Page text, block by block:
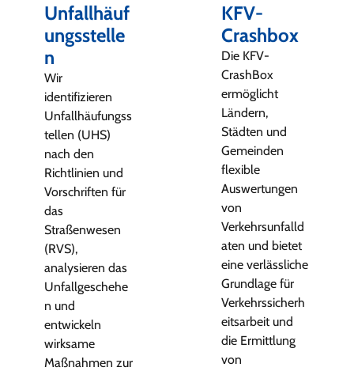
Unfallhäuf
ungsstelle
n
Wir
identifizieren
Unfallhäufungss
tellen (UHS)
nach den
Richtlinien und
Vorschriften für
das
Straßenwesen
(RVS),
analysieren das
Unfallgeschehe
n und
entwickeln
wirksame
Maßnahmen zur
KFV-
Crashbox
Die KFV-
CrashBox
ermöglicht
Ländern,
Städten und
Gemeinden
flexible
Auswertungen
von
Verkehrsunfalld
aten und bietet
eine verlässliche
Grundlage für
Verkehrssicherh
eitsarbeit und
die Ermittlung
von